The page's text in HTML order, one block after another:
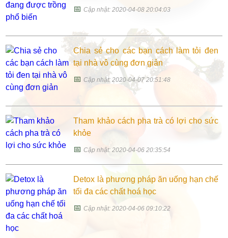
📅Cập nhật: 2020-04-08 20:04:03
Chia sẻ cho các bạn cách làm tỏi đen
tại nhà vô cùng đơn giản
📅Cập nhật: 2020-04-07 20:51:48
Tham khảo cách pha trà có lợi cho sức
khỏe
📅Cập nhật: 2020-04-06 20:35:54
Detox là phương pháp ăn uống hạn chế
tối đa các chất hoá học
📅Cập nhật: 2020-04-06 09:10:22